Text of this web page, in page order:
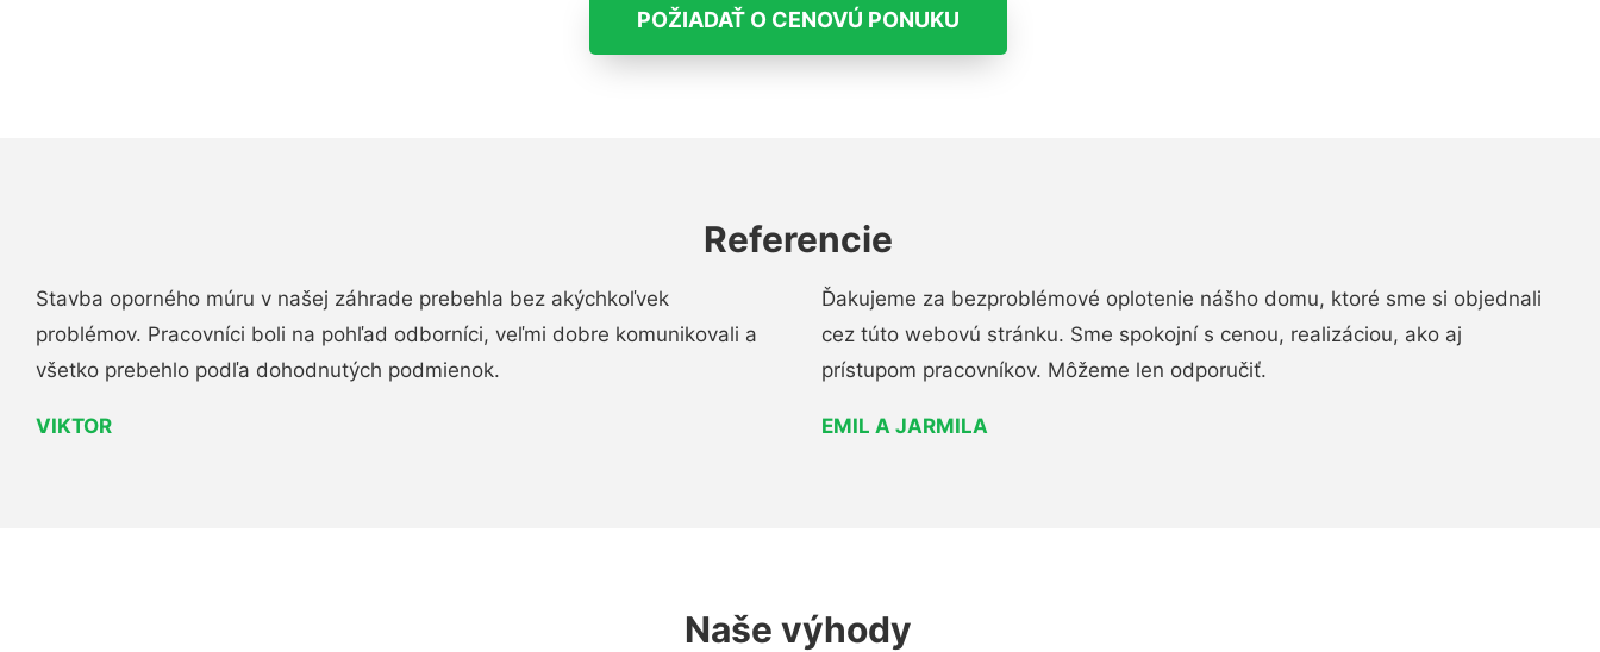
POŽIADAŤ O CENOVÚ PONUKU
Referencie
Stavba oporného múru v našej záhrade prebehla bez akýchkoľvek
problémov. Pracovníci boli na pohľad odborníci, veľmi dobre komunikovali a
všetko prebehlo podľa dohodnutých podmienok.
VIKTOR
Ďakujeme za bezproblémové oplotenie nášho domu, ktoré sme si objednali
cez túto webovú stránku. Sme spokojní s cenou, realizáciou, ako aj
prístupom pracovníkov. Môžeme len odporučiť.
EMIL A JARMILA
Naše výhody